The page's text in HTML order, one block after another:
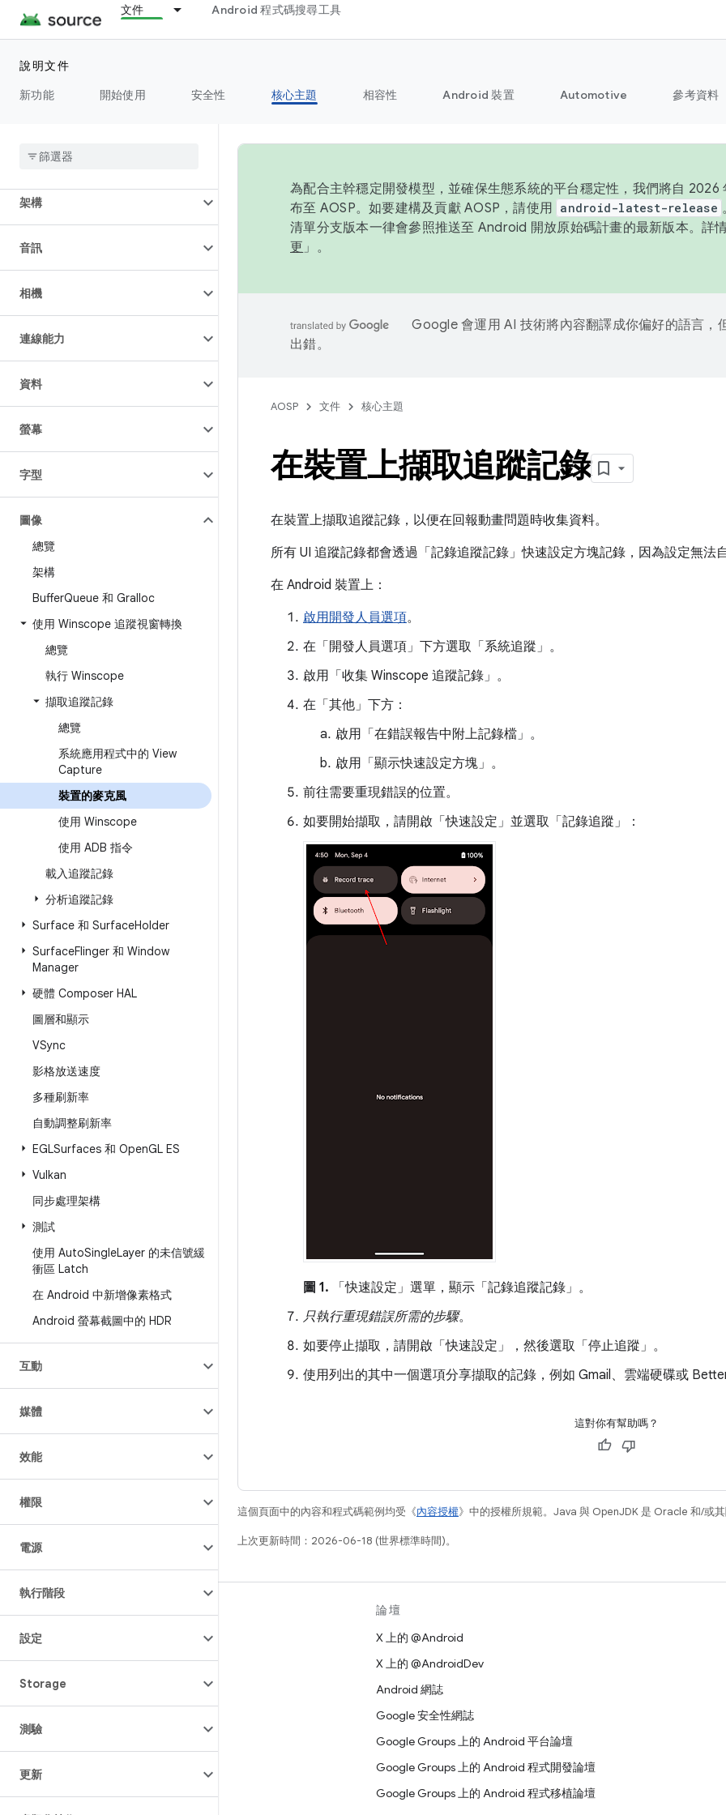
文件 Android 程式碼搜尋工具
說明文件
新功能
開始使用 安全性 核心主題 相容性 Android 裝置 Automotive 參考資料
總覽
架構
音訊
相機
連線能力
資料
螢幕
字型
圖像
總覽
架構
BufferQueue 和 Gralloc
使用 Winscope 追蹤視窗轉換
總覽
執行 Winscope
擷取追蹤記錄
總覽
系統應用程式中的 View
Capture
裝置的麥克風
使用 Winscope
使用 ADB 指令
載入追蹤記錄
分析追蹤記錄
Surface 和 SurfaceHolder
SurfaceFlinger 和 Window
Manager
硬體 Composer HAL
圖層和顯示
VSync
影格放送速度
多種刷新率
自動調整刷新率
EGLSurfaces 和 OpenGL ES
Vulkan
同步處理架構
測試
使用 AutoSingleLayer 的未信號緩
衝區 Latch
在 Android 中新增像素格式
Android 螢幕截圖中的 HDR
互動
媒體
效能
權限
電源
執行階段
設定
Storage
測驗
更新
為配合主幹穩定開發模型，並確保生態系統的平台穩定性，我們將自
布至 AOSP。如要建構及貢獻 AOSP，請使用 android-latest-release
清單分支版本一律會參照推送至 Android 開放原始碼計畫的最新版本。詳
更 」。
Google 會運用 AI 技術將內容翻譯成你偏好的語言，
出錯。
AOSP 文件 核心主題
在裝置上擷取追蹤記錄
在裝置上擷取追蹤記錄，以便在回報動畫問題時收集資料。
所有 UI 追蹤記錄都會透過「記錄追蹤記錄」快速設定方塊記錄，因為設定無法
在 Android 裝置上：
啟用開發人員選項。
在「開發人員選項」 下方選取「系統追蹤」 。
啟用「收集 Winscope 追蹤記錄」 。
在「其他」 下方：
啟用「在錯誤報告中附上記錄檔」 。
啟用「顯示快速設定方塊」 。
前往需要重現錯誤的位置。
如要開始擷取，請開啟「快速設定」並選取「記錄追蹤」
：
圖 1. 「快速設定」選單，顯示「記錄追蹤記錄」。
只執行重現錯誤所需的步驟。
如要停止擷取，請開啟「快速設定」，然後選取「停止追蹤」 。
使用列出的其中一個選項分享擷取的記錄，例如 Gmail、雲端硬碟或
這對你有幫助嗎？
這個頁面中的內容和程式碼範例均受《內容授權》中的授權所規範。Java 與 OpenJDK 是 Oracle 和/或
上次更新時間：2026-06-18 (世界標準時間)。
Android 程式庫
相關規定
下載程式碼
驅動程式二進位檔
論壇
X 上的 @Android
X 上的 @AndroidDev
Android 網誌
Google 安全性網誌
Google Groups 上的 Android 平台論壇
Google Groups 上的 Android 程式開發論壇
Google Groups 上的 Android 程式移植論壇